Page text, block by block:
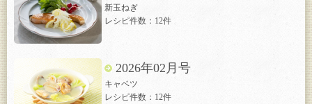
新玉ねぎ
レシピ件数：12件
2026年02月号
キャベツ
レシピ件数：12件